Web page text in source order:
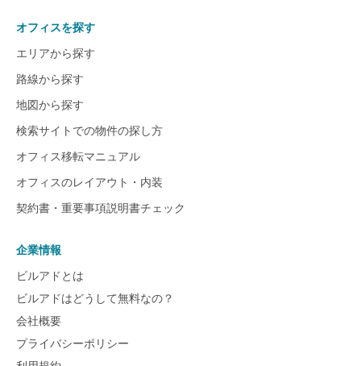
オフィスを探す
エリアから探す
路線から探す
地図から探す
検索サイトでの物件の探し方
オフィス移転マニュアル
オフィスのレイアウト・内装
契約書・重要事項説明書チェック
企業情報
ビルアドとは
ビルアドはどうして無料なの？
会社概要
プライバシーポリシー